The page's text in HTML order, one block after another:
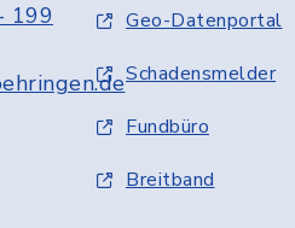
199
Geo-Datenportal
Schadensmelder
Fundbüro
Breitband